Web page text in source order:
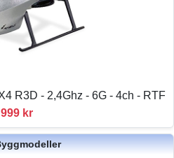
R3D - 2,4Ghz - 6G - 4ch - RTF
999 kr